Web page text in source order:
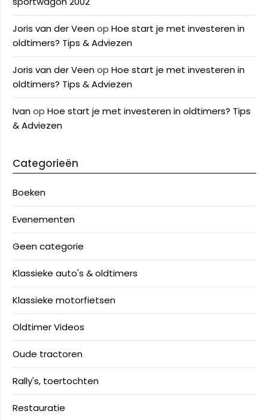
Joris van der Veenop Hoe start je met investeren in
oldtimers? Tips & Adviezen
Joris van der Veenop Hoe start je met investeren in
oldtimers? Tips & Adviezen
Ivanop Hoe start je met investeren in oldtimers? Tips
& Adviezen
Categorieën
Boeken
Evenementen
Geen categorie
Klassieke auto's & oldtimers
Klassieke motorfietsen
Oldtimer Videos
Oude tractoren
Rally's, toertochten
Restauratie